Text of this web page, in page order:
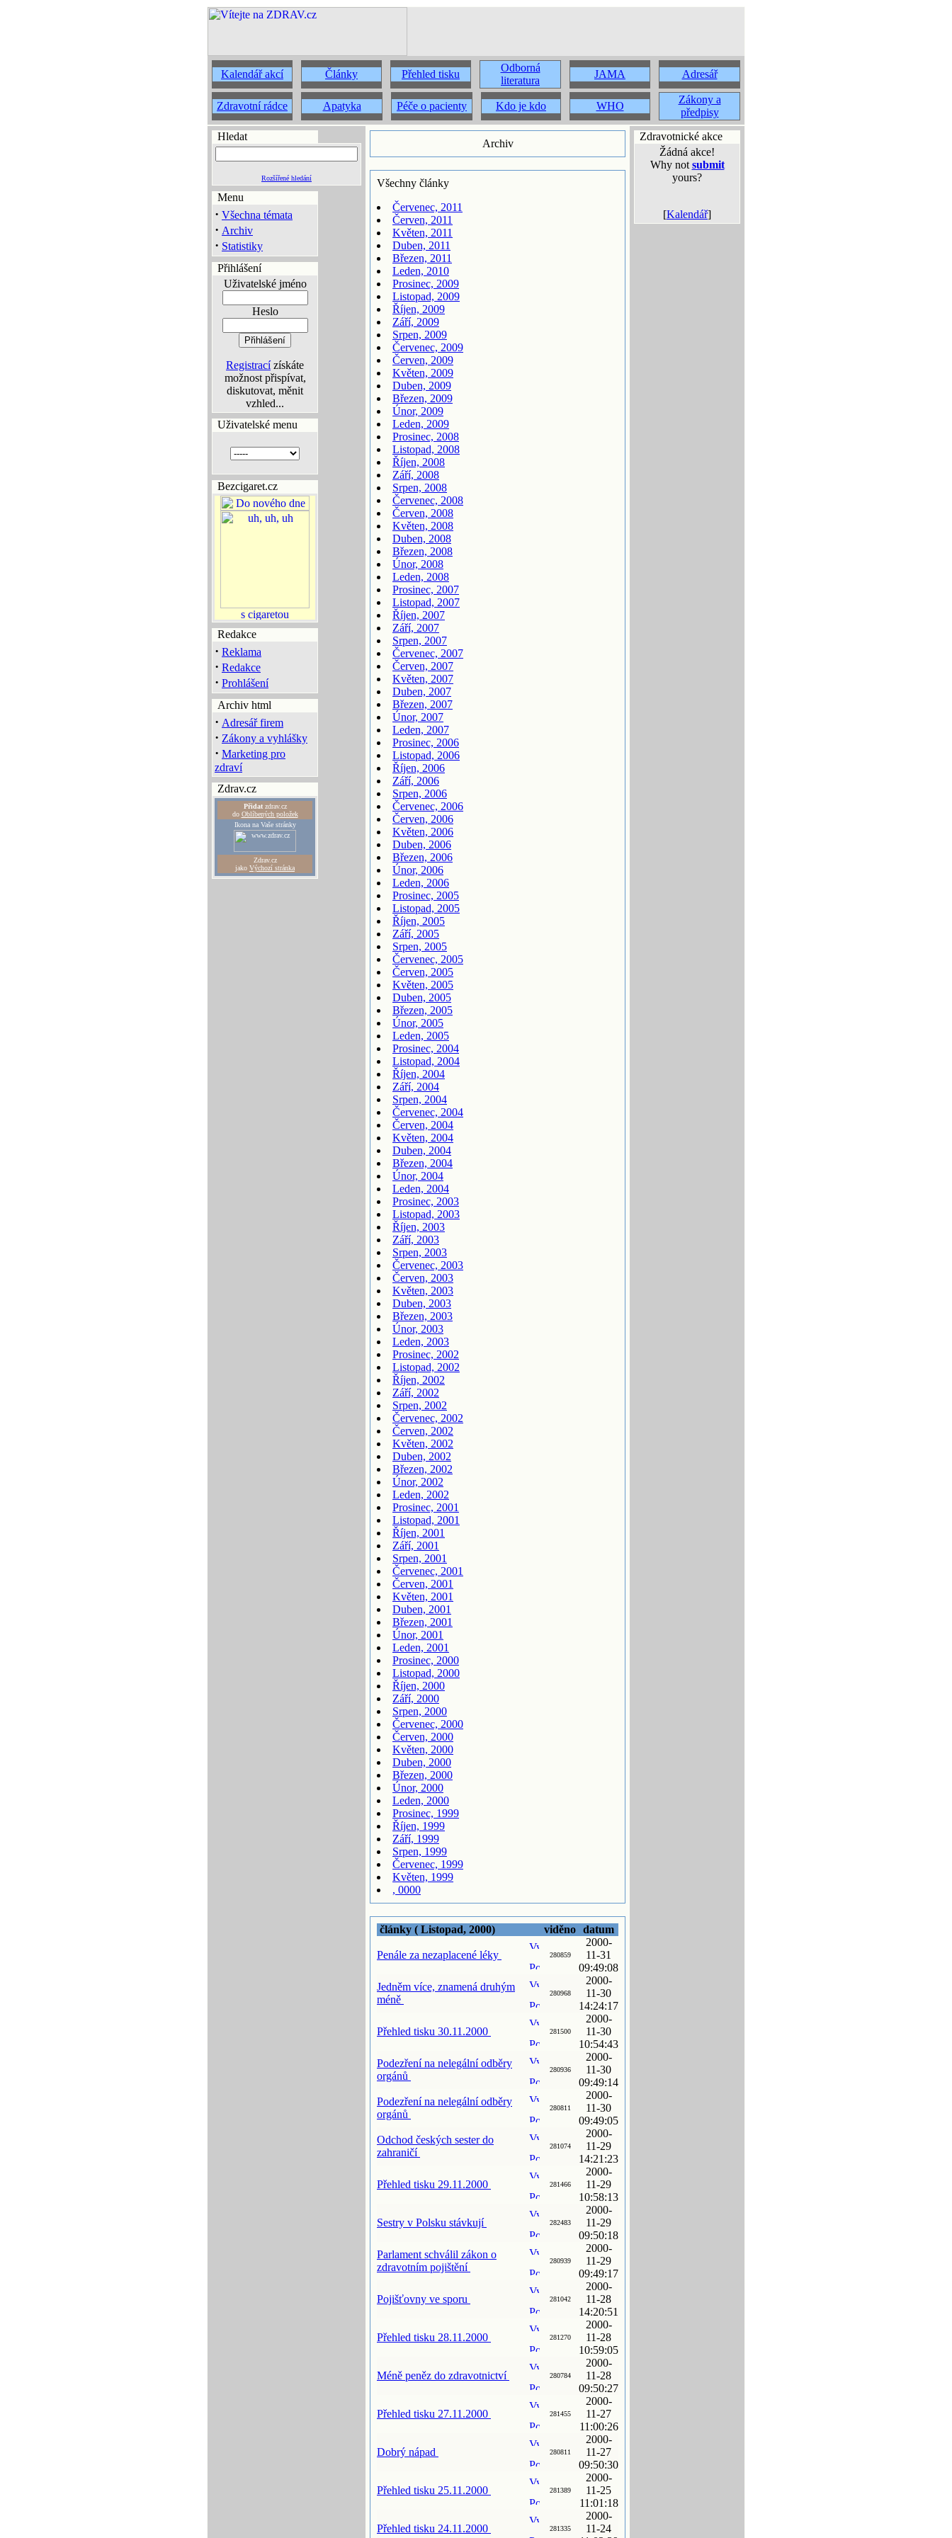
Kalendář akcí Články Přehled tisku
Odborná
literatura
JAMA Adresář
Zdravotní rádce Apatyka Péče o pacienty Kdo je kdo WHO
Zákony a
předpisy
Hledat
Rozšířené hledání
Menu
· Všechna témata
· Archiv
· Statistiky
Přihlášení
Uživatelské jméno
Heslo
Registracízískáte
možnost přispívat,
diskutovat, měnit
vzhled...
Uživatelské menu
Bezcigaret.cz
Redakce
· Reklama
· Redakce
· Prohlášení
Archiv html
· Adresář firem
· Zákony a vyhlášky
· Marketing pro
zdraví
Zdrav.cz
Přidatzdrav.cz
do Oblíbených položek
Ikona na Vaše stránky
Zdrav.cz
jako Výchozí stránka
Archiv
Všechny články
Červenec, 2011
Červen, 2011
Květen, 2011
Duben, 2011
Březen, 2011
Leden, 2010
Prosinec, 2009
Listopad, 2009
Říjen, 2009
Září, 2009
Srpen, 2009
Červenec, 2009
Červen, 2009
Květen, 2009
Duben, 2009
Březen, 2009
Únor, 2009
Leden, 2009
Prosinec, 2008
Listopad, 2008
Říjen, 2008
Září, 2008
Srpen, 2008
Červenec, 2008
Červen, 2008
Květen, 2008
Duben, 2008
Březen, 2008
Únor, 2008
Leden, 2008
Prosinec, 2007
Listopad, 2007
Říjen, 2007
Září, 2007
Srpen, 2007
Červenec, 2007
Červen, 2007
Květen, 2007
Duben, 2007
Březen, 2007
Únor, 2007
Leden, 2007
Prosinec, 2006
Listopad, 2006
Říjen, 2006
Září, 2006
Srpen, 2006
Červenec, 2006
Červen, 2006
Květen, 2006
Duben, 2006
Březen, 2006
Únor, 2006
Leden, 2006
Prosinec, 2005
Listopad, 2005
Říjen, 2005
Září, 2005
Srpen, 2005
Červenec, 2005
Červen, 2005
Květen, 2005
Duben, 2005
Březen, 2005
Únor, 2005
Leden, 2005
Prosinec, 2004
Listopad, 2004
Říjen, 2004
Září, 2004
Srpen, 2004
Červenec, 2004
Červen, 2004
Květen, 2004
Duben, 2004
Březen, 2004
Únor, 2004
Leden, 2004
Prosinec, 2003
Listopad, 2003
Říjen, 2003
Září, 2003
Srpen, 2003
Červenec, 2003
Červen, 2003
Květen, 2003
Duben, 2003
Březen, 2003
Únor, 2003
Leden, 2003
Prosinec, 2002
Listopad, 2002
Říjen, 2002
Září, 2002
Srpen, 2002
Červenec, 2002
Červen, 2002
Květen, 2002
Duben, 2002
Březen, 2002
Únor, 2002
Leden, 2002
Prosinec, 2001
Listopad, 2001
Říjen, 2001
Září, 2001
Srpen, 2001
Červenec, 2001
Červen, 2001
Květen, 2001
Duben, 2001
Březen, 2001
Únor, 2001
Leden, 2001
Prosinec, 2000
Listopad, 2000
Říjen, 2000
Září, 2000
Srpen, 2000
Červenec, 2000
Červen, 2000
Květen, 2000
Duben, 2000
Březen, 2000
Únor, 2000
Leden, 2000
Prosinec, 1999
Říjen, 1999
Září, 1999
Srpen, 1999
Červenec, 1999
Květen, 1999
, 0000
články ( Listopad, 2000) viděno datum
Penále za nezaplacené léky 280859
2000-
11-31
09:49:08
Jedněm více, znamená druhým
méně
280968
2000-
11-30
14:24:17
Přehled tisku 30.11.2000 281500
2000-
11-30
10:54:43
Podezření na nelegální odběry
orgánů
280936
2000-
11-30
09:49:14
Podezření na nelegální odběry
orgánů
280811
2000-
11-30
09:49:05
Odchod českých sester do
zahraničí
281074
2000-
11-29
14:21:23
Přehled tisku 29.11.2000 281466
2000-
11-29
10:58:13
Sestry v Polsku stávkují 282483
2000-
11-29
09:50:18
Parlament schválil zákon o
zdravotním pojištění
280939
2000-
11-29
09:49:17
Pojišťovny ve sporu 281042
2000-
11-28
14:20:51
Přehled tisku 28.11.2000 281270
2000-
11-28
10:59:05
Méně peněz do zdravotnictví 280784
2000-
11-28
09:50:27
Přehled tisku 27.11.2000 281455
2000-
11-27
11:00:26
Dobrý nápad 280811
2000-
11-27
09:50:30
Přehled tisku 25.11.2000 281389
2000-
11-25
11:01:18
Přehled tisku 24.11.2000 281335
2000-
11-24
Zdravotnické akce
Žádná akce!
Why not submit
yours?
[Kalendář]